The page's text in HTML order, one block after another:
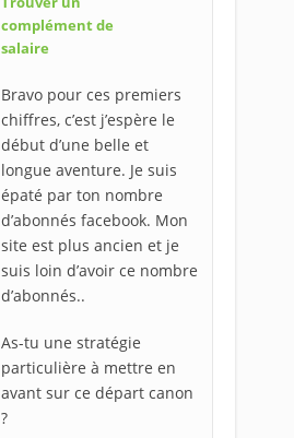
complément de
salaire
Bravo pour ces premiers
chiffres, c’est j’espère le
début d’une belle et
longue aventure. Je suis
épaté par ton nombre
d’abonnés facebook. Mon
site est plus ancien et je
suis loin d’avoir ce nombre
d’abonnés..
As-tu une stratégie
particulière à mettre en
avant sur ce départ canon
?